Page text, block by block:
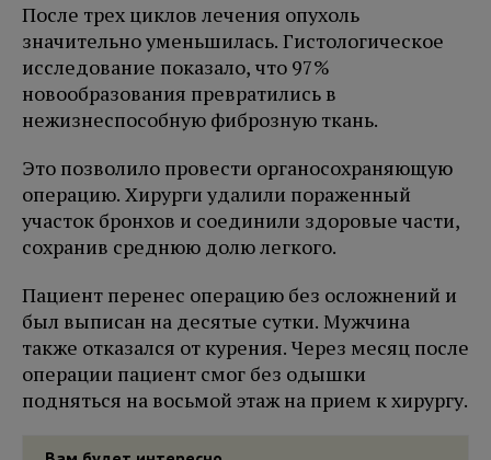
После трех циклов лечения опухоль
значительно уменьшилась. Гистологическое
исследование показало, что 97%
новообразования превратились в
нежизнеспособную фиброзную ткань.
Это позволило провести органосохраняющую
операцию. Хирурги удалили пораженный
участок бронхов и соединили здоровые части,
сохранив среднюю долю легкого.
Пациент перенес операцию без осложнений и
был выписан на десятые сутки. Мужчина
также отказался от курения. Через месяц после
операции пациент смог без одышки
подняться на восьмой этаж на прием к хирургу.